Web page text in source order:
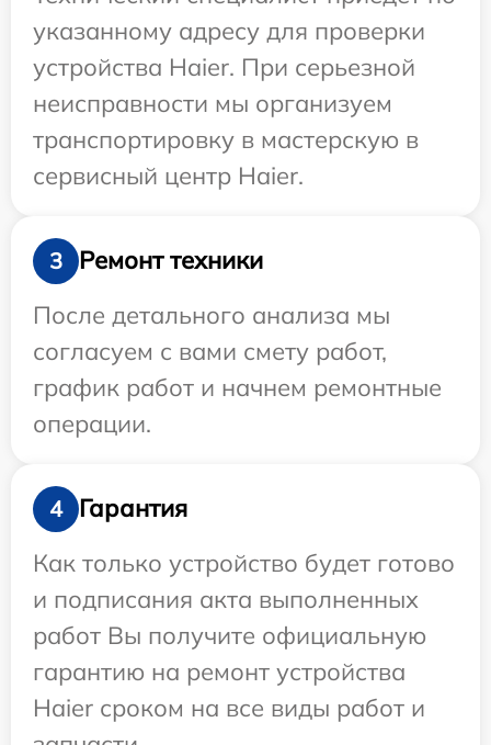
указанному адресу для проверки
устройства Haier. При серьезной
неисправности мы организуем
транспортировку в мастерскую в
сервисный центр Haier.
3
Ремонт техники
После детального анализа мы
согласуем с вами смету работ,
график работ и начнем ремонтные
операции.
4
Гарантия
Как только устройство будет готово
и подписания акта выполненных
работ Вы получите официальную
гарантию на ремонт устройства
Haier сроком на все виды работ и